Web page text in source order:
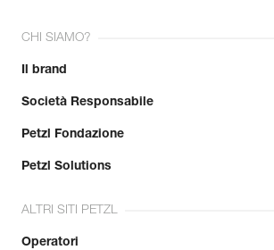
CHI SIAMO?
Il brand
Società Responsabile
Petzl Fondazione
Petzl Solutions
ALTRI SITI PETZL
Operatori